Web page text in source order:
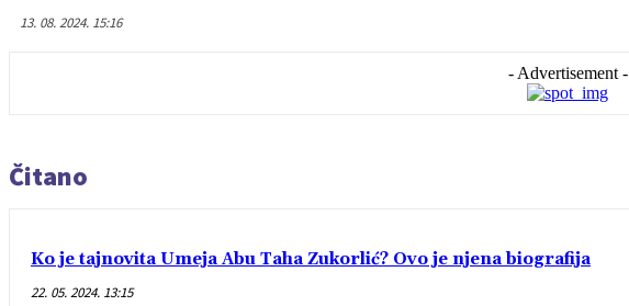
13. 08. 2024. 15:16
- Advertisement -
Čitano
Ko je tajnovita Umeja Abu Taha Zukorlić? Ovo je njena biografija
22. 05. 2024. 13:15